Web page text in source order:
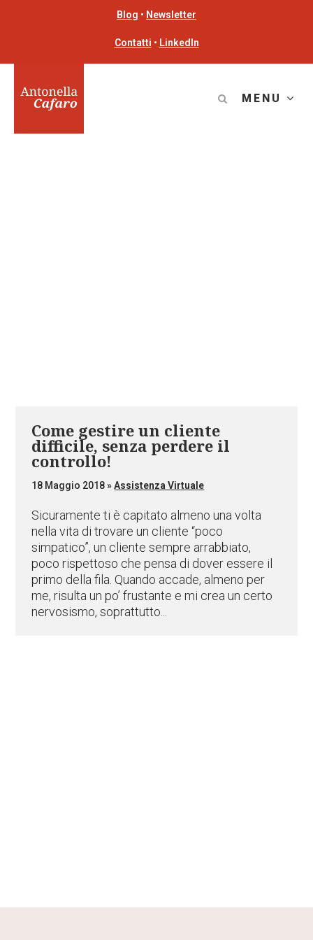
Blog • Newsletter
Contatti • LinkedIn
MENU
Come gestire un cliente
difficile, senza perdere il
controllo!
18 Maggio 2018»Assistenza Virtuale
Sicuramente ti è capitato almeno una volta
nella vita di trovare un cliente “poco
simpatico”, un cliente sempre arrabbiato,
poco rispettoso che pensa di dover essere il
primo della fila. Quando accade, almeno per
me, risulta un po’ frustante e mi crea un certo
nervosismo, soprattutto...